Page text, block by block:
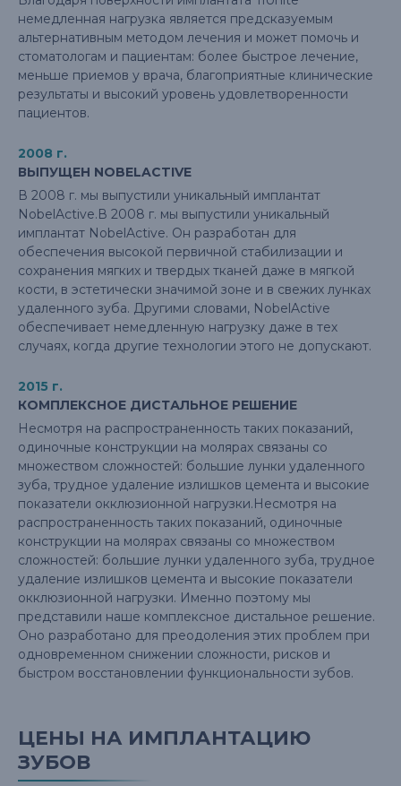
немедленная нагрузка является предсказуемым
альтернативным методом лечения и может помочь и
стоматологам и пациентам: более быстрое лечение,
меньше приемов у врача, благоприятные клинические
результаты и высокий уровень удовлетворенности
пациентов.
2008 г.
ВЫПУЩЕН NOBELACTIVE
В 2008 г. мы выпустили уникальный имплантат
NobelActive.В 2008 г. мы выпустили уникальный
имплантат NobelActive. Он разработан для
обеспечения высокой первичной стабилизации и
сохранения мягких и твердых тканей даже в мягкой
кости, в эстетически значимой зоне и в свежих лунках
удаленного зуба. Другими словами, NobelActive
обеспечивает немедленную нагрузку даже в тех
случаях, когда другие технологии этого не допускают.
2015 г.
КОМПЛЕКСНОЕ ДИСТАЛЬНОЕ РЕШЕНИЕ
Несмотря на распространенность таких показаний,
одиночные конструкции на молярах связаны со
множеством сложностей: большие лунки удаленного
зуба, трудное удаление излишков цемента и высокие
показатели окклюзионной нагрузки.Несмотря на
распространенность таких показаний, одиночные
конструкции на молярах связаны со множеством
сложностей: большие лунки удаленного зуба, трудное
удаление излишков цемента и высокие показатели
окклюзионной нагрузки. Именно поэтому мы
представили наше комплексное дистальное решение.
Оно разработано для преодоления этих проблем при
одновременном снижении сложности, рисков и
быстром восстановлении функциональности зубов.
ЦЕНЫ НА ИМПЛАНТАЦИЮ
ЗУБОВ